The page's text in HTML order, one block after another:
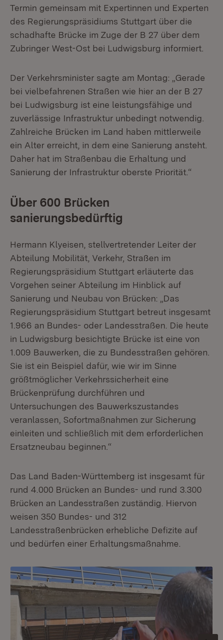
Termin gemeinsam mit Expertinnen und Experten
des Regierungspräsidiums Stuttgart über die
schadhafte Brücke im Zuge der B 27 über dem
Zubringer West-Ost bei Ludwigsburg informiert.
Der Verkehrsminister sagte am Montag: „Gerade
bei vielbefahrenen Straßen wie hier an der B 27
bei Ludwigsburg ist eine leistungsfähige und
zuverlässige Infrastruktur unbedingt notwendig.
Zahlreiche Brücken im Land haben mittlerweile
ein Alter erreicht, in dem eine Sanierung ansteht.
Daher hat im Straßenbau die Erhaltung und
Sanierung der Infrastruktur oberste Priorität.“
Über 600 Brücken
sanierungsbedürftig
Hermann Klyeisen, stellvertretender Leiter der
Abteilung Mobilität, Verkehr, Straßen im
Regierungspräsidium Stuttgart erläuterte das
Vorgehen seiner Abteilung im Hinblick auf
Sanierung und Neubau von Brücken: „Das
Regierungspräsidium Stuttgart betreut insgesamt
1.966 an Bundes- oder Landesstraßen. Die heute
in Ludwigsburg besichtigte Brücke ist eine von
1.009 Bauwerken, die zu Bundesstraßen gehören.
Sie ist ein Beispiel dafür, wie wir im Sinne
größtmöglicher Verkehrssicherheit eine
Brückenprüfung durchführen und
Untersuchungen des Bauwerkszustandes
veranlassen, Sofortmaßnahmen zur Sicherung
einleiten und schließlich mit dem erforderlichen
Ersatzneubau beginnen.“
Das Land Baden-Württemberg ist insgesamt für
rund 4.000 Brücken an Bundes- und rund 3.300
Brücken an Landesstraßen zuständig. Hiervon
weisen 350 Bundes- und 312
Landesstraßenbrücken erhebliche Defizite auf
und bedürfen einer Erhaltungsmaßnahme.